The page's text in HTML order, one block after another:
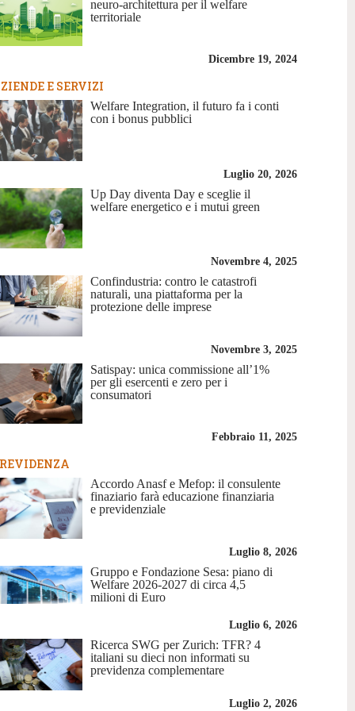
neuro-architettura per il welfare
territoriale
Dicembre 19, 2024
E SERVIZI
Welfare Integration, il futuro fa i conti
con i bonus pubblici
Luglio 20, 2026
Up Day diventa Day e sceglie il
welfare energetico e i mutui green
Novembre 4, 2025
Confindustria: contro le catastrofi
naturali, una piattaforma per la
protezione delle imprese
Novembre 3, 2025
Satispay: unica commissione all’1%
per gli esercenti e zero per i
consumatori
Febbraio 11, 2025
Accordo Anasf e Mefop: il consulente
finaziario farà educazione finanziaria
e previdenziale
Luglio 8, 2026
Gruppo e Fondazione Sesa: piano di
Welfare 2026-2027 di circa 4,5
milioni di Euro
Luglio 6, 2026
Ricerca SWG per Zurich: TFR? 4
italiani su dieci non informati su
previdenza complementare
Luglio 2, 2026